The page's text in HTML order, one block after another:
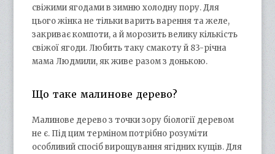
свіжими ягодами в зимню холодну пору. Для
цього жінка не тільки варить варення та желе,
закриває компоти, а й морозить велику кількість
свіжої ягоди. Любить таку смакоту й 83-річна
мама Людмили, як живе разом з донькою.
Що таке малинове дерево?
Малинове дерево з точки зору біології деревом
не є. Під цим терміном потрібно розуміти
особливий спосіб вирощування ягідних кущів. Для